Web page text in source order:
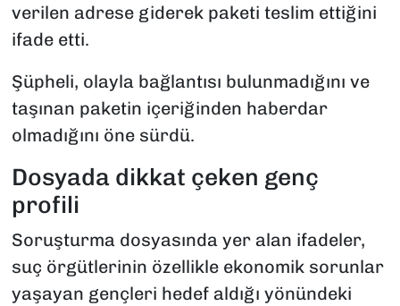
verilen adrese giderek paketi teslim ettiğini
ifade etti.
Şüpheli, olayla bağlantısı bulunmadığını ve
taşınan paketin içeriğinden haberdar
olmadığını öne sürdü.
Dosyada dikkat çeken genç
profili
Soruşturma dosyasında yer alan ifadeler,
suç örgütlerinin özellikle ekonomik sorunlar
yaşayan gençleri hedef aldığı yönündeki